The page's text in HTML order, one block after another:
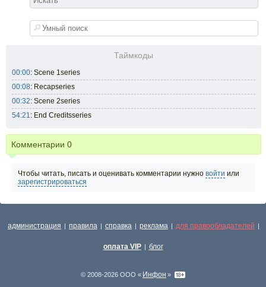
Таймкоды
00:00: Scene 1series
00:08: Recapseries
00:32: Scene 2series
54:21: End Creditsseries
Комментарии 0
Чтобы читать, писать и оценивать комментарии нужно войти или
зарегистрироваться
администрация | правила | справка | реклама | для правообладателей |
оплата VIP | блог
© 2008-2026 ООО « Инфон »